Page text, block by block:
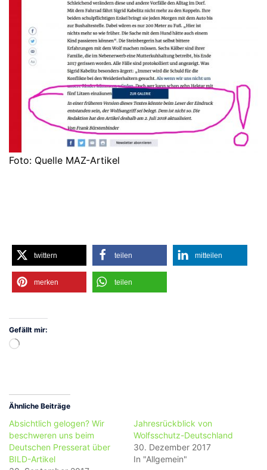
Foto: Quelle MAZ-Artikel
twittern teilen mitteilen
merken teilen
Gefällt mir:
Wird
Ähnliche Beiträge
Absichtlich gelogen? Wir
beschweren uns beim
Deutschen Presserat über
BILD-Artikel
Jahresrückblick von
Wolfsschutz-Deutschland
30. Dezember 2017
In "Allgemein"